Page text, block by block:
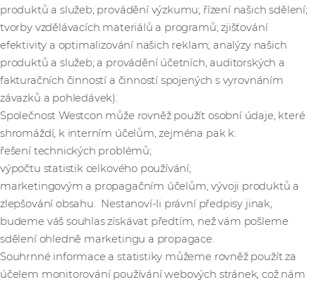
produktů a služeb; provádění výzkumu; řízení našich sdělení;
tvorby vzdělávacích materiálů a programů; zjišťování
efektivity a optimalizování našich reklam; analýzy našich
produktů a služeb; a provádění účetních, auditorských a
fakturačních činností a činností spojených s vyrovnáním
závazků a pohledávek).
Společnost Westcon může rovněž použít osobní údaje, které
shromáždí, k interním účelům, zejména pak k:
řešení technických problémů;
výpočtu statistik celkového používání;
marketingovým a propagačním účelům, vývoji produktů a
zlepšování obsahu. Nestanoví-li právní předpisy jinak,
budeme váš souhlas získávat předtím, než vám pošleme
sdělení ohledně marketingu a propagace.
Souhrnné informace a statistiky můžeme rovněž použít za
účelem monitorování používání webových stránek, což nám